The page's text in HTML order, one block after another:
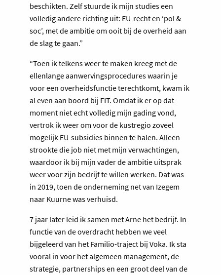
beschikten. Zelf stuurde ik mijn studies een
volledig andere richting uit: EU-recht en ‘pol &
soc’, met de ambitie om ooit bij de overheid aan
de slag te gaan.”
“Toen ik telkens weer te maken kreeg met de
ellenlange aanwervingsprocedures waarin je
voor een overheidsfunctie terechtkomt, kwam ik
al even aan boord bij FIT. Omdat ik er op dat
moment niet echt volledig mijn gading vond,
vertrok ik weer om voor de kustregio zoveel
mogelijk EU-subsidies binnen te halen. Alleen
strookte die job niet met mijn verwachtingen,
waardoor ik bij mijn vader de ambitie uitsprak
weer voor zijn bedrijf te willen werken. Dat was
in 2019, toen de onderneming net van Izegem
naar Kuurne was verhuisd.
7 jaar later leid ik samen met Arne het bedrijf. In
functie van de overdracht hebben we veel
bijgeleerd van het Familio-traject bij Voka. Ik sta
vooral in voor het algemeen management, de
strategie, partnerships en een groot deel van de